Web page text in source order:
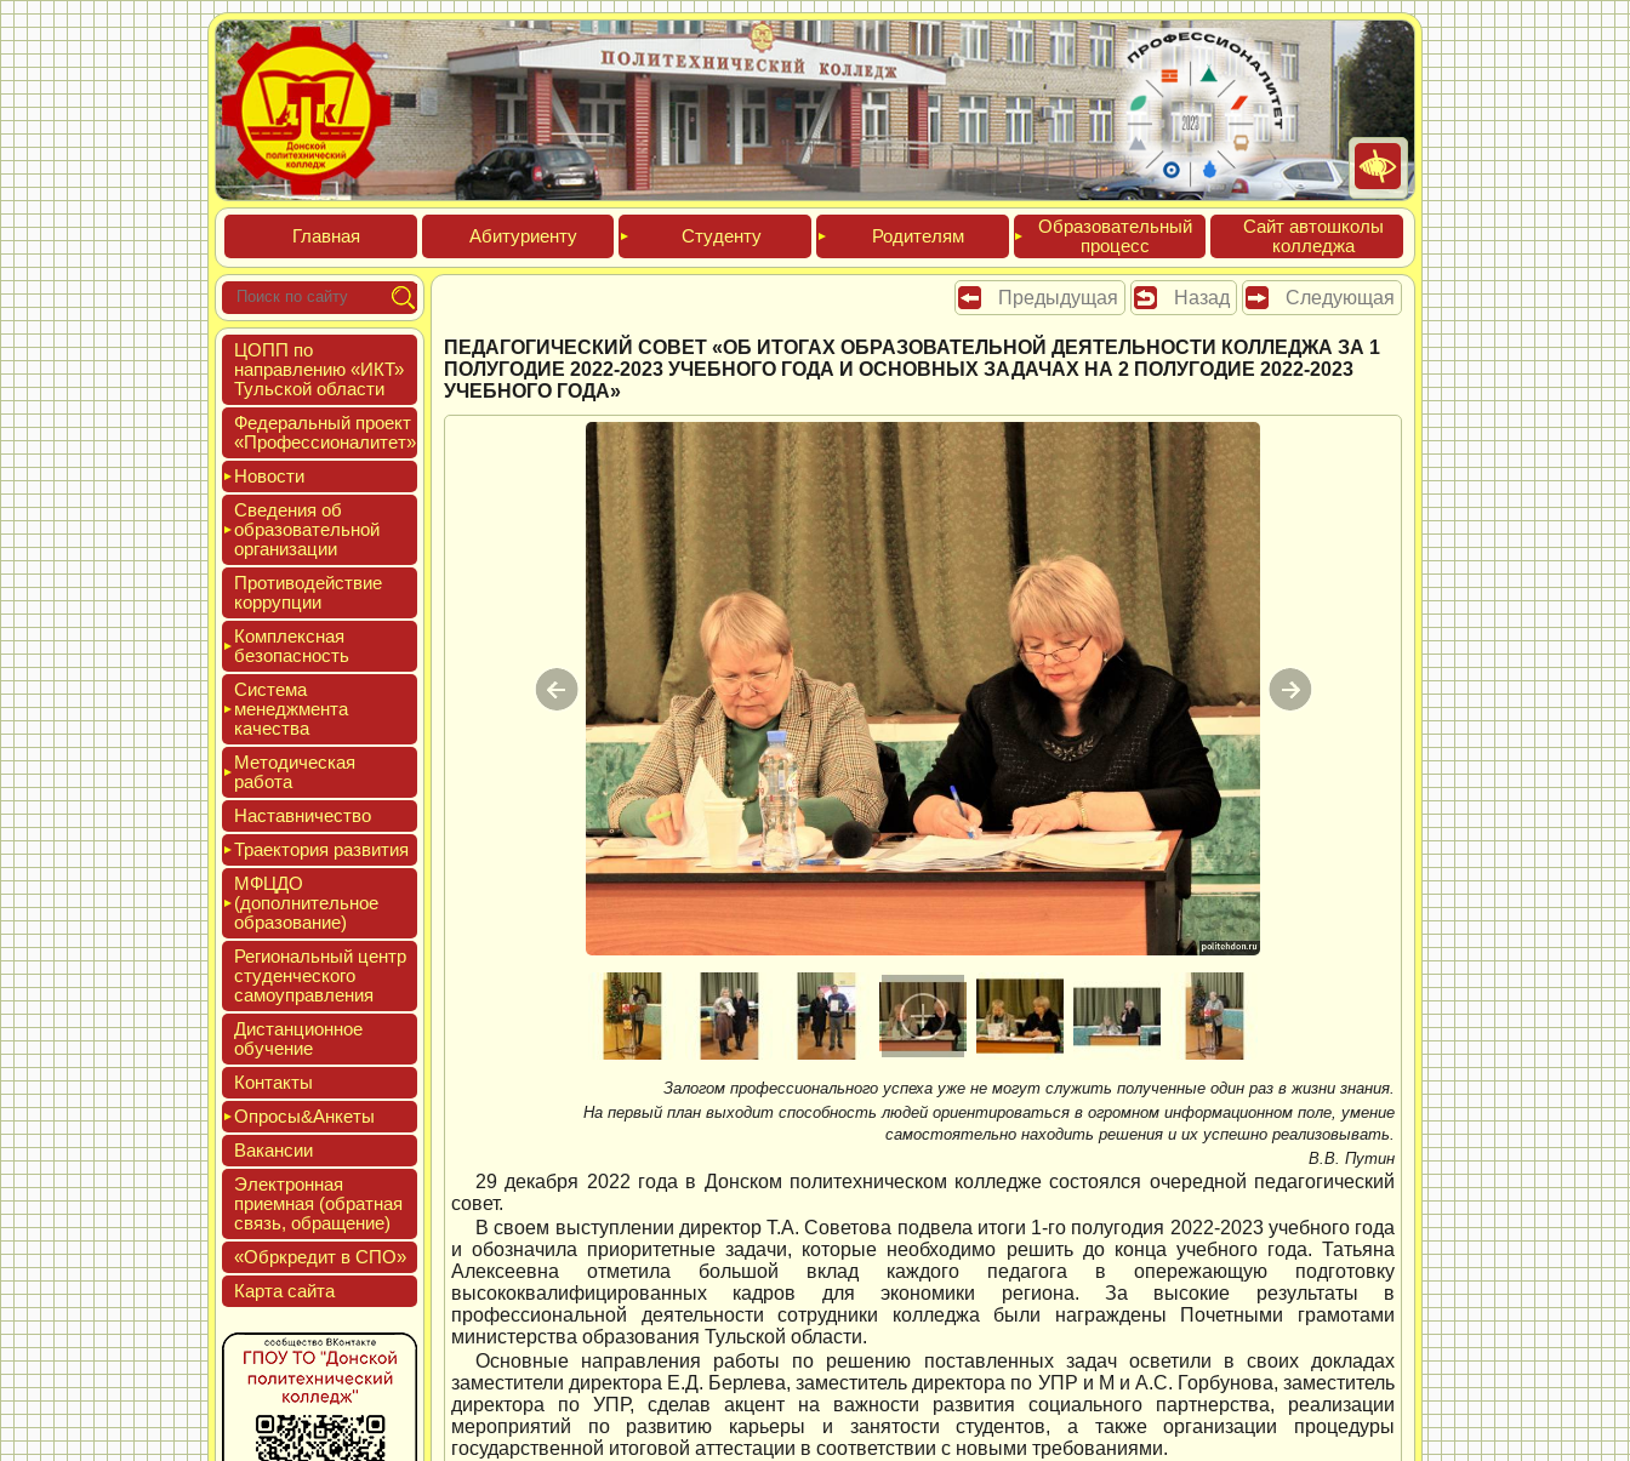
Глав­ная Аби­тури­ен­ту Сту­ден­ту Роди­телям
Обра­зова­тель­ный
про­цесс
Сайт ав­тошко­лы
кол­леджа
ЦОПП по
нап­равле­нию «ИКТ»
Туль­ской об­ласти
Феде­раль­ный про­ект
«Про­фес­си­она­литет»
Новос­ти
Све­дения об
об­ра­зова­тель­ной
ор­га­низа­ции
Про­тиво­дей­ствие
кор­рупции
Ком­плексная
бе­зопас­ность
Сис­те­ма
ме­нед­жмен­та
ка­чес­тва
Мето­дичес­кая
ра­бота
Нас­тавни­чес­тво
Тра­ек­то­рия раз­ви­тия
МФЦДО
(до­пол­ни­тель­ное
об­ра­зова­ние)
Реги­ональ­ный центр
сту­ден­ческо­го
са­мо­уп­равле­ния
Дис­танци­он­ное
обу­чение
Кон­такты
Опро­сы&Анке­ты
Вакан­сии
Элек­трон­ная
при­ем­ная (об­ратная
связь, об­ра­щение)
«Обркре­дит в СПО»
Кар­та сай­та
Предыдущая Назад Следующая
ПЕДАГОГИЧЕСКИЙ СОВЕТ «ОБ ИТОГАХ ОБРАЗОВАТЕЛЬНОЙ ДЕЯТЕЛЬНОСТИ КОЛЛЕДЖА ЗА 1
ПОЛУГОДИЕ 2022-2023 УЧЕБНОГО ГОДА И ОСНОВНЫХ ЗАДАЧАХ НА 2 ПОЛУГОДИЕ 2022-2023
УЧЕБНОГО ГОДА»
Залогом профессионального успеха уже не могут служить полученные один раз в жизни знания.
На первый план выходит способность людей ориентироваться в огромном информационном поле, умение
самостоятельно находить решения и их успешно реализовывать.
В.В. Путин
29 декабря 2022 года в Донском политехническом колледже состоялся очередной педагогический
совет.
В своем выступлении директор Т.А. Советова подвела итоги 1-го полугодия 2022-2023 учебного года
и обозначила приоритетные задачи, которые необходимо решить до конца учебного года. Татьяна
Алексеевна отметила большой вклад каждого педагога в опережающую подготовку
высококвалифицированных кадров для экономики региона. За высокие результаты в
профессиональной деятельности сотрудники колледжа были награждены Почетными грамотами
министерства образования Тульской области.
Основные направления работы по решению поставленных задач осветили в своих докладах
заместители директора Е.Д. Берлева, заместитель директора по УПР и М и А.С. Горбунова, заместитель
директора по УПР, сделав акцент на важности развития социального партнерства, реализации
мероприятий по развитию карьеры и занятости студентов, а также организации процедуры
государственной итоговой аттестации в соответствии с новыми требованиями.